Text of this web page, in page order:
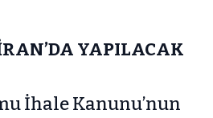
YAPILACAK
İhale Kanunu’nun